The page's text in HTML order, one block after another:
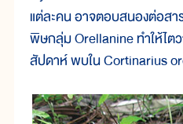
แต่ละคน อาจตอบสนองต่อส
พิษกลุ่ม Orellanine ทำให้ไต
สัปดาห์ พบใน Cortinarius